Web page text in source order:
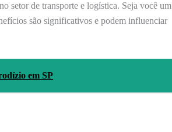
no setor de transporte e logística. Seja você um
são significativos e podem influenciar
em SP